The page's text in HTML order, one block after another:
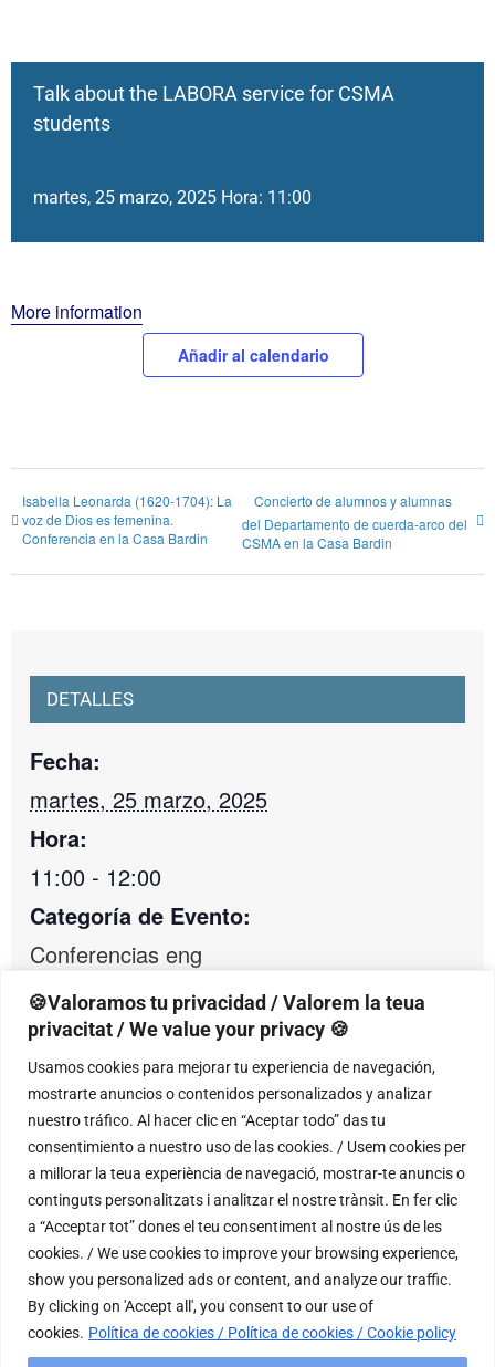
🍪Valoramos tu privacidad / Valorem la teua
privacitat / We value your privacy 🍪
Usamos cookies para mejorar tu experiencia de navegación,
mostrarte anuncios o contenidos personalizados y analizar
nuestro tráfico. Al hacer clic en “Aceptar todo” das tu
consentimiento a nuestro uso de las cookies. / Usem cookies per
a millorar la teua experiència de navegació, mostrar-te anuncis o
continguts personalitzats i analitzar el nostre trànsit. En fer clic
a “Acceptar tot” dones el teu consentiment al nostre ús de les
cookies. / We use cookies to improve your browsing experience,
show you personalized ads or content, and analyze our traffic.
By clicking on 'Accept all', you consent to our use of
cookies. Política de cookies / Política de cookies / Cookie policy
Talk about the LABORA service for CSMA
students
martes, 25 marzo, 2025 Hora: 11:00
More information
Añadir al calendario
Isabella Leonarda (1620-1704): La
voz de Dios es femenina.
Conferencia en la Casa Bardin
Concierto de alumnos y alumnas
del Departamento de cuerda-arco del
CSMA en la Casa Bardin
DETALLES
Fecha:
martes, 25 marzo, 2025
Hora:
11:00 - 12:00
Categoría de Evento:
Conferencias eng
Conservatorio Superior de Música Óscar
Esplá de Alicante
C/ Catedrático Jaume Mas i Porcel, 2
Alicante, Alicante
03005
+ Google Map
Teléfono
966478665
Ver el sitio web del Recinto